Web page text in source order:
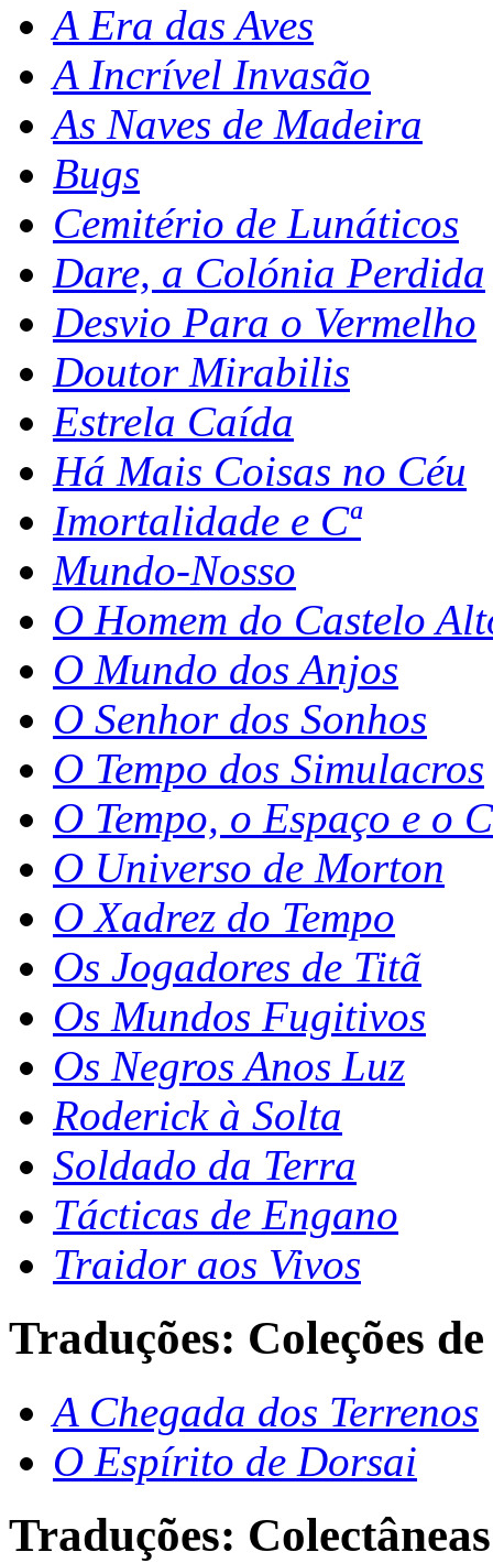
A Era das Aves
A Incrível Invasão
As Naves de Madeira
Bugs
Cemitério de Lunáticos
Dare, a Colónia Perdida
Desvio Para o Vermelho
Doutor Mirabilis
Estrela Caída
Há Mais Coisas no Céu
Imortalidade e Cª
Mundo-Nosso
O Homem do Castelo
O Mundo dos Anjos
O Senhor dos Sonhos
O Tempo dos Simulacros
O Tempo, o Espaço e o
O Universo de Morton
O Xadrez do Tempo
Os Jogadores de Titã
Os Mundos Fugitivos
Os Negros Anos Luz
Roderick à Solta
Soldado da Terra
Tácticas de Engano
Traidor aos Vivos
Traduções: Coleções
A Chegada dos Terrenos
O Espírito de Dorsai
Traduções: Colectâneas